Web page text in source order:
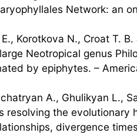
Network: an
Korotkova N., Croat T.
Neotropical genus
by epiphytes. –
A., Ghulikyan L.,
resolving the evolutionary
divergence